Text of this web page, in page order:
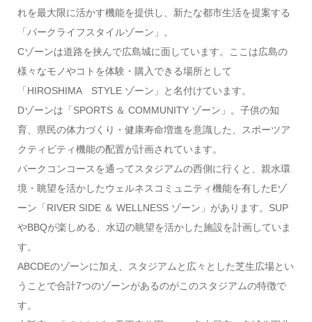
れを最大限に活かす機能を提供し、新たな都市生活を提案する
「パークライフスタイルゾーン」。
Cゾーンは道路を挟んで広島城に面しています。ここは広島の
様々なモノやコトを体験・購入できる場所として
「HIROSHIMA STYLE ゾーン」と名付けています。
Dゾーンは「SPORTS ＆ COMMUNITY ゾーン」。子供の知
育、県民の体力づくり・健康寿命増進を意識した、スポーツア
クティビティ機能の配置が計画されています。
パークコンコースを通ってスタジアムの西側に行くと、親水環
境・眺望を活かしたウェルネスコミュニティ機能を有したEゾ
ーン「RIVER SIDE ＆ WELLNESS ゾーン」があります。SUP
やBBQが楽しめる、水辺の眺望を活かした施設を計画していま
す。
ABCDEのゾーンに加え、スタジアムと広々とした芝生広場とい
うことで合計7つのゾーンがあるのがこのスタジアムの特徴で
す。